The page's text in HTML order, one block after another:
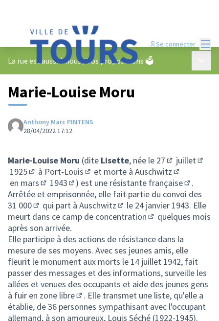
Se connecter
La rue est aussi à nous/Vos propositions 🗳️
Marie-Louise Moru
Anthony Marc PINTENS
28/04/2022 17:12
Marie-Louise Moru (dite Lisette, née le 27
(Lien externe)
juillet
1925
(Lien externe)
à Port-Louis
(Lien externe)
et morte à Auschwitz
(Lien
en mars
(Lien externe)
1943
(Lien externe)
) est une résistante française
(Lien
.
Arrêtée et emprisonnée, elle fait partie du convoi des
31 000
(Lien externe)
qui part à Auschwitz
(Lien externe)
le 24 janvier 1943. Elle
meurt dans ce camp de concentration
(Lien externe)
quelques mois
après son arrivée.
Elle participe à des actions de résistance dans la
mesure de ses moyens. Avec ses jeunes amis, elle
fleurit le monument aux morts le 14 juillet 1942, fait
passer des messages et des informations, surveille les
allées et venues des occupants et aide des jeunes gens
à fuir en zone libre
(Lien externe)
. Elle transmet une liste, qu'elle a
établie, de 36 personnes sympathisant avec l'occupant
allemand, à son amoureux, Louis Séché (1922-1945).